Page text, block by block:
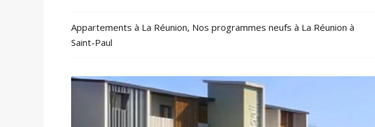
Appartements à La Réunion, Nos programmes neufs à La Réunion à
Saint-Paul